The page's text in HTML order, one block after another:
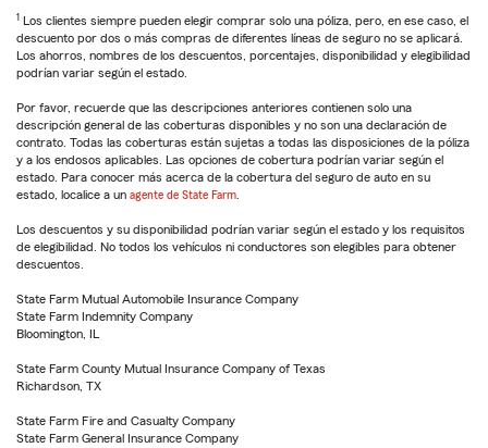
1 Los clientes siempre pueden elegir comprar solo una póliza, pero, en ese caso, el
descuento por dos o más compras de diferentes líneas de seguro no se aplicará.
Los ahorros, nombres de los descuentos, porcentajes, disponibilidad y elegibilidad
podrían variar según el estado.
Por favor, recuerde que las descripciones anteriores contienen solo una
descripción general de las coberturas disponibles y no son una declaración de
contrato. Todas las coberturas están sujetas a todas las disposiciones de la póliza
y a los endosos aplicables. Las opciones de cobertura podrían variar según el
estado. Para conocer más acerca de la cobertura del seguro de auto en su
estado, localice a un agente de State Farm
Los descuentos y su disponibilidad podrían variar según el estado y los requisitos
de elegibilidad. No todos los vehículos ni conductores son elegibles para obtener
descuentos.
State Farm Mutual Automobile Insurance Company
State Farm Indemnity Company
Bloomington, IL
State Farm County Mutual Insurance Company of Texas
Richardson, TX
State Farm Fire and Casualty Company
State Farm General Insurance Company